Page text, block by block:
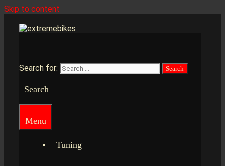
Skip to content
Search for:
Search
Menu
Tuning